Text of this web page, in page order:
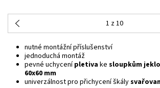
1 z 10
nutné montážní příslušenství
jednoduchá montáž
pevné uchycení pletivake sloupkům
60x60 mm
univerzálnost pro přichycení škály